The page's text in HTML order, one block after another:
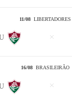
11/08 LIBERTADORES
16/08 BRASILEIRÃO